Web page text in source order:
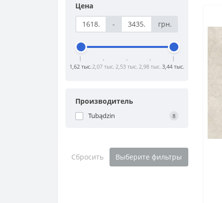
Цена
-
грн.
1,62 тыс. 2,07 тыс. 2,53 тыс. 2,98 тыс. 3,44 тыс.
Производитель
Tubądzin 8
Сбросить Выберите фильтры